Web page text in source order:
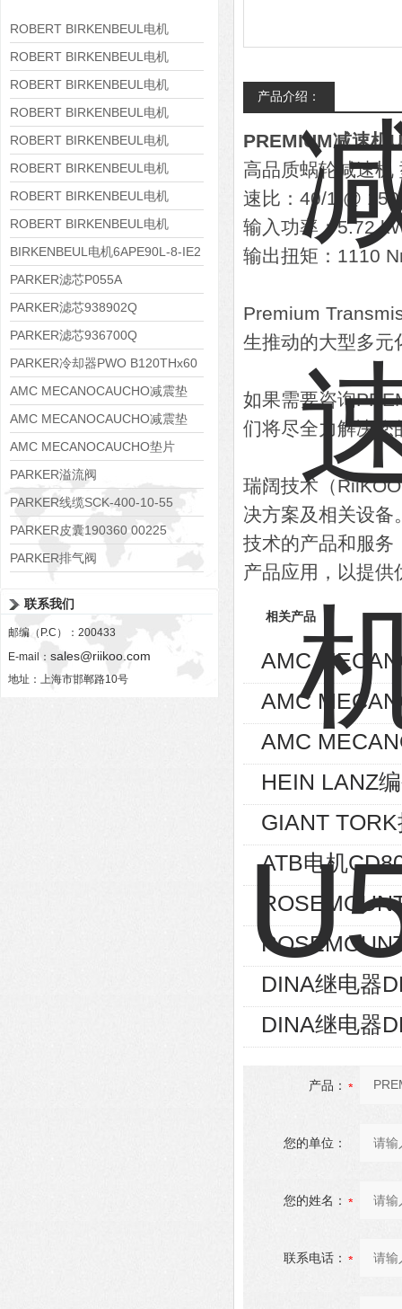
ROBERT BIRKENBEUL电机
8APE225M-4-IE3
ROBERT BIRKENBEUL电机
8APE180L-4 IE3
ROBERT BIRKENBEUL电机
8APE160M-6 IE3
ROBERT BIRKENBEUL电机
8APE160L-4-IE3
ROBERT BIRKENBEUL电机
8APE112M-6K-IE3
ROBERT BIRKENBEUL电机
8APE100L-2 IE3
ROBERT BIRKENBEUL电机
8APE90S-4 IE3
ROBERT BIRKENBEUL电机
8APE80M-2K-IE3
BIRKENBEUL电机6APE90L-8-IE2
PARKER滤芯P055A
PARKER滤芯938902Q
PARKER滤芯936700Q
PARKER冷却器PWO B120THx60
AMC MECANOCAUCHO减震垫
138552
AMC MECANOCAUCHO减震垫
138551
AMC MECANOCAUCHO垫片
608074
PARKER溢流阀
RE06M35W2N1KWXG087
PARKER线缆SCK-400-10-55
PARKER皮囊190360 00225
PARKER排气阀
联系我们
邮编（P.C）：200433
E-mail： sales@riikoo.com
地址：上海市邯郸路10号
产品介绍：
PREMIUM减速机
高品质蜗轮减速机
速比：40/1 @
输入功率：5.72
输出扭矩：1110
Premium
生推动的大型多元
如果需要咨询
们将尽全力解决您
瑞阔技术（
决方案及相关设备
技术的产品和服务
产品应用，以提供
相关产品
AMC
AMC
AMC
HEIN LANZ
GIANT
ATB电机
DINA继电器
DINA继电器
产品：
您的单位：
您的姓名：
联系电话：